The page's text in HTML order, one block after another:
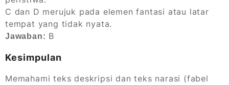
C dan D merujuk pada elemen fantasi atau latar
tempat yang tidak nyata.
Jawaban: B
Kesimpulan
Memahami teks deskripsi dan teks narasi (fabel